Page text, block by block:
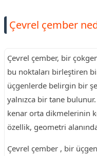
Çevrel çember
Çevrel çember, bir
bu noktaları birleştiren
üçgenlerde belirgin bir
yalnızca bir tane
kenar orta dikmelerinin
özellik, geometri
Çevrel çember , bir